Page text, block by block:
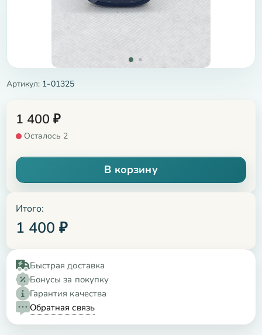
Артикул: 1-01325
1 400 ₽
Осталось 2
В корзину
Итого:
1 400 ₽
Быстрая доставка
Бонусы за покупку
Гарантия качества
Обратная связь